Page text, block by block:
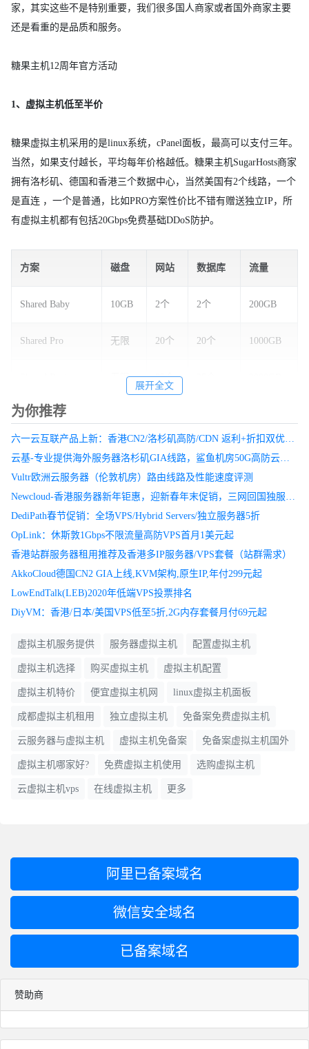
家，其实这些不是特别重要，我们很多国人商家或者国外商家主要
还是看重的是品质和服务。
糖果主机12周年官方活动
1、虚拟主机低至半价
糖果虚拟主机采用的是linux系统，cPanel面板，最高可以支付三年。
当然，如果支付越长，平均每年价格越低。糖果主机SugarHosts商家
拥有洛杉矶、德国和香港三个数据中心，当然美国有2个线路，一个
是直连 ，一个是普通，比如PRO方案性价比不错有赠送独立IP，所
有虚拟主机都有包括20Gbps免费基础DDoS防护。
方案 磁盘 网站 数据库 流量
Shared Baby 10GB 2个 2个 200GB
Shared Pro 无限 20个 20个 1000GB
无限 35个
2、迷你虚拟主机
糖果主机还有美国普通线路虚拟主机和香港虚拟主机的迷你方案，
这个方案适合入门型建站需要的。适合建立单站需要。当然配置也
是比较低的，入门玩玩是没问题的，当然价格也是很便宜的。
方案 磁盘 网站数 数据库 月流量
Tiny G1 500MB 1个 1个 50GB 67元
Tiny G2 2GB 1个 1个 100GB 99元
单个个人博客还是没问题的，香港机房是CN2线路，速度还是比较
快的。
糖果主机云服务器包括Windows系统和Linux系统的。
机房 CPU 内存 硬盘 带宽 价格 IP
洛杉矶普通 1 1GB 20GB 1TB 29元/月 1
洛杉矶直连 1 1GB 20GB 1TB 59元/月 1
1
展开全文
为你推荐
六一云互联产品上新：香港CN2/洛杉矶高防/CDN 返利+折扣双优惠折上折送实物保温杯！
云基-专业提供海外服务器洛杉矶GIA线路，鲨鱼机房50G高防云服务器，均采用SSD，更有洛杉矶CN2独服
Vultr欧洲云服务器（伦敦机房）路由线路及性能速度评测
Newcloud-香港服务器新年钜惠，迎新春年末促销，三网回国独服优惠后仅$54.50，终身优惠码newcloud
DediPath春节促销：全场VPS/Hybrid Servers/独立服务器5折
OpLink：休斯敦1Gbps不限流量高防VPS首月1美元起
香港站群服务器租用推荐及香港多IP服务器/VPS套餐（站群需求）
AkkoCloud德国CN2 GIA上线,KVM架构,原生IP,年付299元起
LowEndTalk(LEB)2020年低端VPS投票排名
DiyVM：香港/日本/美国VPS低至5折,2G内存套餐月付69元起
虚拟主机服务提供 服务器虚拟主机 配置虚拟主机
虚拟主机选择 购买虚拟主机 虚拟主机配置
虚拟主机特价 便宜虚拟主机网 linux虚拟主机面板
成都虚拟主机租用 独立虚拟主机 免备案免费虚拟主机
云服务器与虚拟主机 虚拟主机免备案 免备案虚拟主机国外
虚拟主机哪家好? 免费虚拟主机使用 选购虚拟主机
云虚拟主机vps 在线虚拟主机 更多
阿里已备案域名
微信安全域名
已备案域名
赞助商